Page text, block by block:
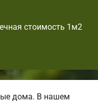
стоимость 1м2
дома. В нашем